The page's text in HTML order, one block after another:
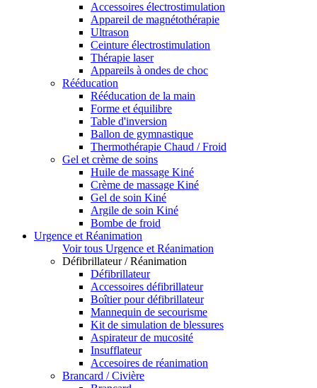
Accessoires électrostimulation
Appareil de magnétothérapie
Ultrason
Ceinture électrostimulation
Thérapie laser
Appareils à ondes de choc
Rééducation
Rééducation de la main
Forme et équilibre
Table d'inversion
Ballon de gymnastique
Thermothérapie Chaud / Froid
Gel et crème de soins
Huile de massage Kiné
Crème de massage Kiné
Gel de soin Kiné
Argile de soin Kiné
Bombe de froid
Urgence et Réanimation
Voir tous Urgence et Réanimation
Défibrillateur / Réanimation
Défibrillateur
Accessoires défibrillateur
Boîtier pour défibrillateur
Mannequin de secourisme
Kit de simulation de blessures
Aspirateur de mucosité
Insufflateur
Accesoires de réanimation
Brancard / Civière